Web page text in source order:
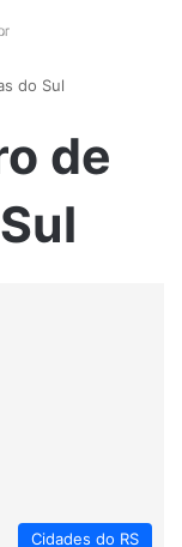
do Sul
de
Cidades do RS